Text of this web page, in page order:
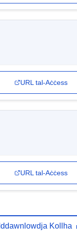
URL tal-Aċċess
URL tal-Aċċess
Iddawnlowdja Kollha